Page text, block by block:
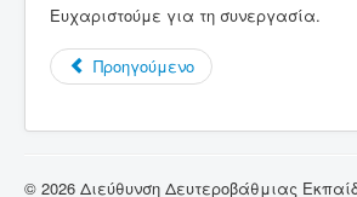
Ευχαριστούμε για τη συνεργασία.
Προηγούμενο
© 2026 Διεύθυνση Δευτεροβάθμιας